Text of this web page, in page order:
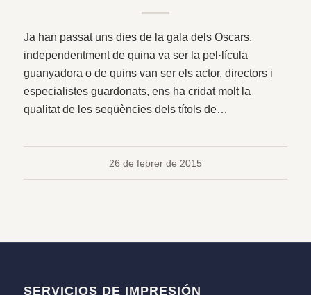
Ja han passat uns dies de la gala dels Oscars,
independentment de quina va ser la pel·lícula
guanyadora o de quins van ser els actor, directors i
especialistes guardonats, ens ha cridat molt la
qualitat de les seqüències dels títols de…
26 de febrer de 2015
SERVICIOS DE IMPRESIÓN